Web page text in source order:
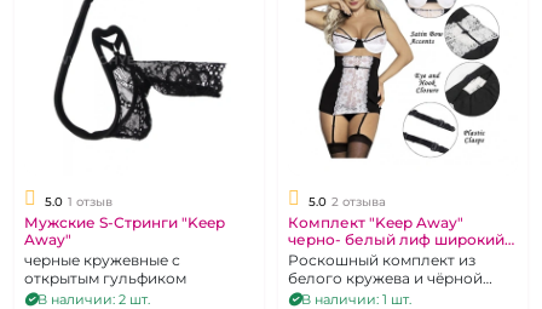
5.0 1 отзыв
Мужские S-Стринги "Keep
Away"
черные кружевные с
открытым гульфиком
В наличии: 2 шт.
5.0 2 отзыва
Комплект "Keep Away"
черно- белый лиф широкий
пояс для чулок и трусики
размер M\L
Роскошный комплект из
белого кружева и чёрной
эластичной ткани, размер 44-
В наличии: 1 шт.